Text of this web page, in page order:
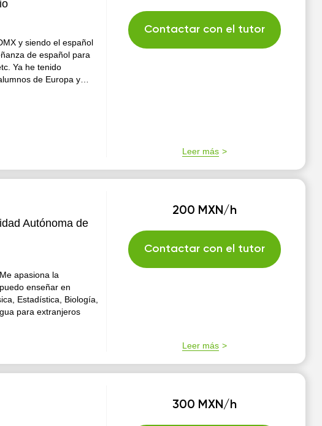
y siendo el español
de español para
Ya he tenido
de Europa y
me ha facilitado
Contactar con el tutor
Leer más
Autónoma de
Me apasiona la
enseñar en
Estadística, Biología,
para extranjeros
200 MXN/h
Contactar con el tutor
Leer más
300 MXN/h